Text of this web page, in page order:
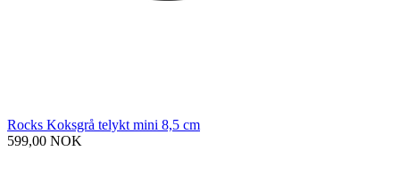
Rocks Koksgrå telykt mini 8,5 cm
599,00 NOK